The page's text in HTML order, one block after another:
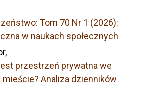
Tom 70 Nr 1 (2026):
w naukach społecznych
przestrzeń prywatna we
Analiza dzienników